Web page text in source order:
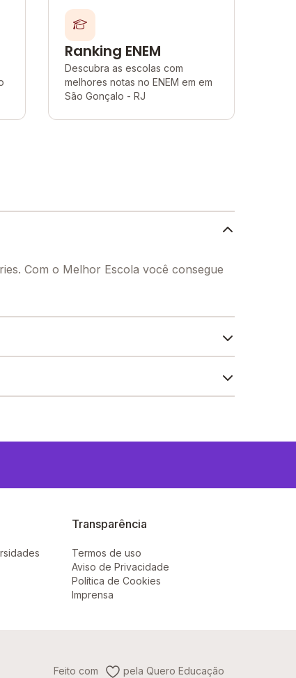
Ranking ENEM
Descubra as escolas com
melhores notas no ENEM em em
São Gonçalo - RJ
Com o Melhor Escola você consegue
Transparência
Termos de uso
Aviso de Privacidade
Política de Cookies
Imprensa
Feito com pela Quero Educação